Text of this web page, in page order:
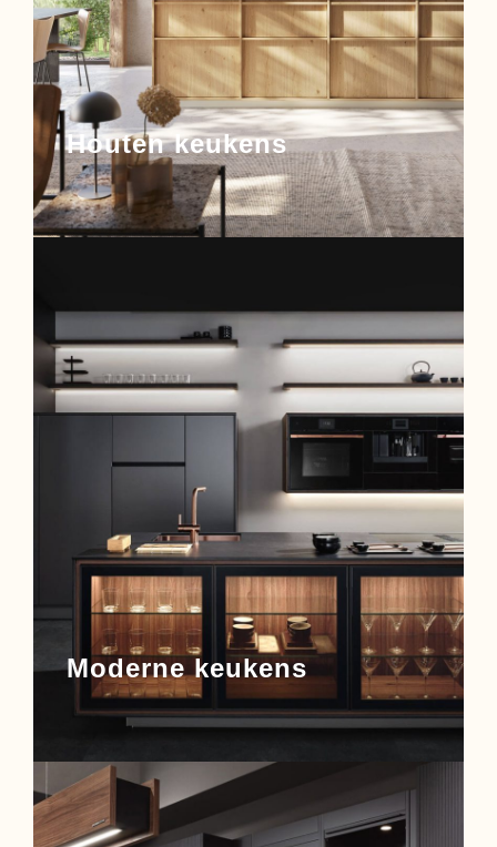
Houten keukens
Moderne keukens